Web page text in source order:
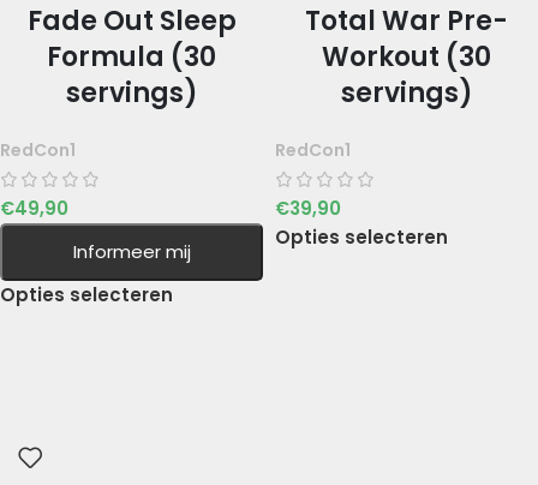
Fade Out Sleep
Formula (30
servings)
RedCon1
€49,90
Informeer mij
Opties selecteren
Total War Pre-
Workout (30
servings)
RedCon1
€39,90
Opties selecteren